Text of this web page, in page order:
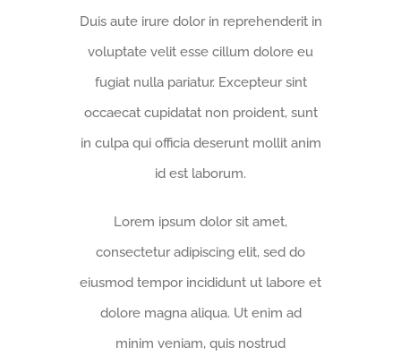
Duis aute irure dolor in reprehenderit in
voluptate velit esse cillum dolore eu
fugiat nulla pariatur. Excepteur sint
occaecat cupidatat non proident, sunt
in culpa qui officia deserunt mollit anim
id est laborum.
Lorem ipsum dolor sit amet,
consectetur adipiscing elit, sed do
eiusmod tempor incididunt ut labore et
dolore magna aliqua. Ut enim ad
minim veniam, quis nostrud